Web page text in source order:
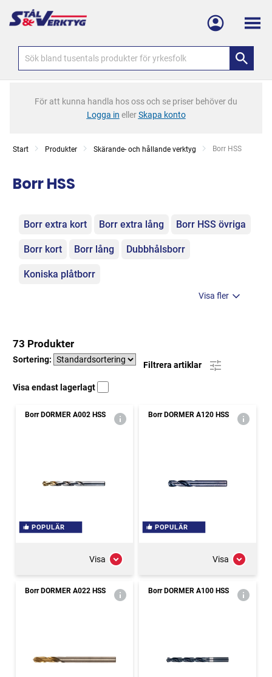
Meny
För att kunna handla hos oss och se priser behöver du
Logga in ellerSkapa konto
Start Produkter Skärande- och hållande verktyg Current:
Borr HSS
Borr HSS
Kategorier
Borr extra kort Borr extra lång Borr HSS övriga
Borr kort Borr lång Dubbhålsborr
Koniska plåtborr
Visa fler
73 Produkter
Sortering:
Filtrera artiklar
Visa endast lagerlagt
Borr DORMER A002 HSS
POPULÄR
Visa
Borr DORMER A120 HSS
POPULÄR
Visa
Borr DORMER A022 HSS Borr DORMER A100 HSS